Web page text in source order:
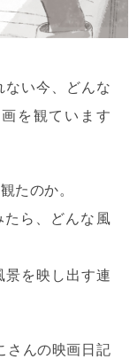
ない今、どんな
を観ています
たのか。
たら、どんな風
景を映し出す連
さんの映画日記